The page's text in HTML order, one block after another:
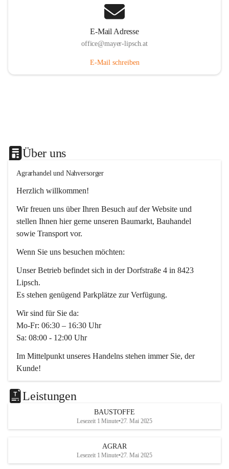
E-Mail Adresse
office@mayer-lipsch.at
E-Mail schreiben
Über uns
Agrarhandel und Nahversorger
Herzlich willkommen!
Wir freuen uns über Ihren Besuch auf der Website und
stellen Ihnen hier gerne unseren Baumarkt, Bauhandel
sowie Transport vor.
Wenn Sie uns besuchen möchten:
Unser Betrieb befindet sich in der Dorfstraße 4 in 8423
Lipsch.
Es stehen genügend Parkplätze zur Verfügung.
Wir sind für Sie da:
Mo-Fr: 06:30 – 16:30 Uhr
Sa: 08:00 - 12:00 Uhr
Im Mittelpunkt unseres Handelns stehen immer Sie, der
Kunde!
Das Team ist freundlich, motiviert und bestens geschult in
den Bereichen
Beratung, Lager sowie Transport. Für alle Ihre Anliegen
finden wir eine individuelle Lösung.
office@mayer-lipsch.at
Leistungen
BAUSTOFFE
Lesezeit 1 Minute•27. Mai 2025
AGRAR
Lesezeit 1 Minute•27. Mai 2025